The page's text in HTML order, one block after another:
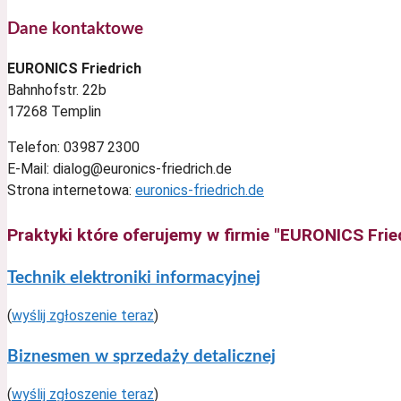
Dane kontaktowe
EURONICS Friedrich
Bahnhofstr. 22b
17268 Templin
Telefon: 03987 2300
E-Mail: dialog@euronics-friedrich.de
Strona internetowa: euronics-friedrich.de
Praktyki które oferujemy w firmie "EURONICS
Technik elektroniki informacyjnej
(wyślij zgłoszenie teraz)
Biznesmen w sprzedaży detalicznej
(wyślij zgłoszenie teraz)